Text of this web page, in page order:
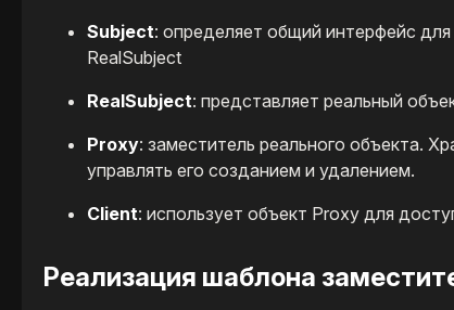
Subject: определяет общий интерфейс
RealSubject
RealSubject: представляет реальный
Proxy: заместитель реального объекта.
управлять его созданием и удалением.
Client: использует объект Proxy для
Реализация шаблона